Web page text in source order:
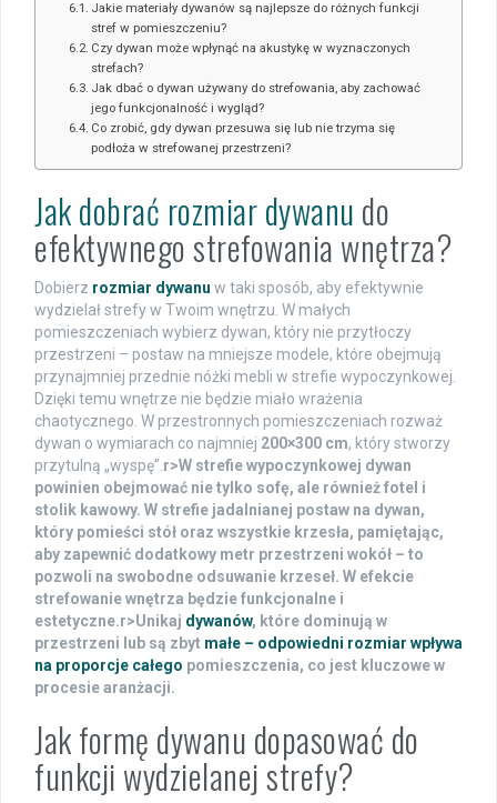
Jakie materiały dywanów są najlepsze do różnych funkcji
stref w pomieszczeniu?
Czy dywan może wpłynąć na akustykę w wyznaczonych
strefach?
Jak dbać o dywan używany do strefowania, aby zachować
jego funkcjonalność i wygląd?
Co zrobić, gdy dywan przesuwa się lub nie trzyma się
podłoża w strefowanej przestrzeni?
Jak dobrać rozmiar dywanu do
efektywnego strefowania wnętrza?
Dobierz rozmiar dywanu w taki sposób, aby efektywnie
wydzielał strefy w Twoim wnętrzu. W małych
pomieszczeniach wybierz dywan, który nie przytłoczy
przestrzeni – postaw na mniejsze modele, które obejmują
przynajmniej przednie nóżki mebli w strefie wypoczynkowej.
Dzięki temu wnętrze nie będzie miało wrażenia
chaotycznego. W przestronnych pomieszczeniach rozważ
dywan o wymiarach co najmniej 200×300 cm, który stworzy
przytulną „wyspę”. r>W strefie wypoczynkowej dywan
powinien obejmować nie tylko sofę, ale również fotel i
stolik kawowy. W strefie jadalnianej postaw na dywan,
który pomieści stół oraz wszystkie krzesła, pamiętając,
aby zapewnić dodatkowy metr przestrzeni wokół – to
pozwoli na swobodne odsuwanie krzeseł. W efekcie
strefowanie wnętrza będzie funkcjonalne i
estetyczne.r>Unikaj dywanów, które dominują w
przestrzeni lub są zbyt małe – odpowiedni rozmiar wpływa
na proporcje całego pomieszczenia, co jest kluczowe w
procesie aranżacji.
Jak formę dywanu dopasować do
funkcji wydzielanej strefy?